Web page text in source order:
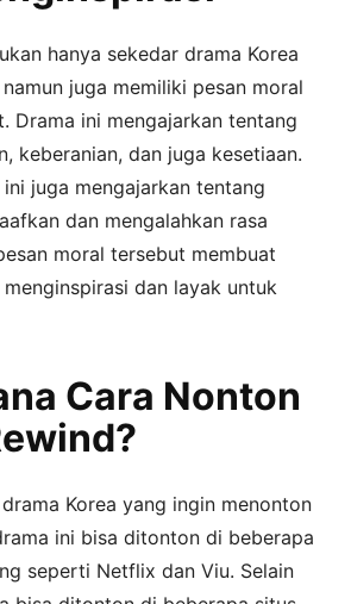
hanya sekedar drama Korea
juga memiliki pesan moral
Drama ini mengajarkan tentang
keberanian, dan juga kesetiaan.
juga mengajarkan tentang
dan mengalahkan rasa
moral tersebut membuat
dan layak untuk
Cara Nonton
Korea yang ingin menonton
ini bisa ditonton di beberapa
seperti Netflix dan Viu. Selain